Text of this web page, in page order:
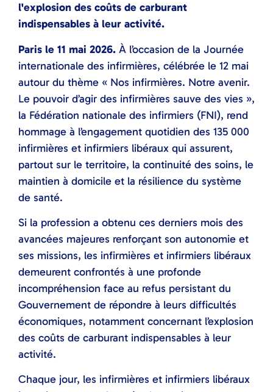
l'explosion des coûts de carburant
indispensables à leur activité.
Paris le 11 mai 2026. À l’occasion de la Journée
internationale des infirmières, célébrée le 12 mai
autour du thème « Nos infirmières. Notre avenir.
Le pouvoir d’agir des infirmières sauve des vies »,
la Fédération nationale des infirmiers (FNI), rend
hommage à l’engagement quotidien des 135 000
infirmières et infirmiers libéraux qui assurent,
partout sur le territoire, la continuité des soins, le
maintien à domicile et la résilience du système
de santé.
Si la profession a obtenu ces derniers mois des
avancées majeures renforçant son autonomie et
ses missions, les infirmières et infirmiers libéraux
demeurent confrontés à une profonde
incompréhension face au refus persistant du
Gouvernement de répondre à leurs difficultés
économiques, notamment concernant l’explosion
des coûts de carburant indispensables à leur
activité.
Chaque jour, les infirmières et infirmiers libéraux